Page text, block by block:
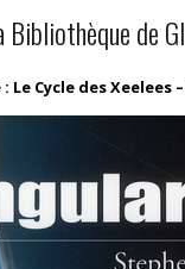
Bibliothèque de
Le Cycle des Xeelees